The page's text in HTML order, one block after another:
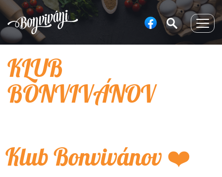
KLUB
BONVIVÁNOV
Klub Bonvivánov ❤️